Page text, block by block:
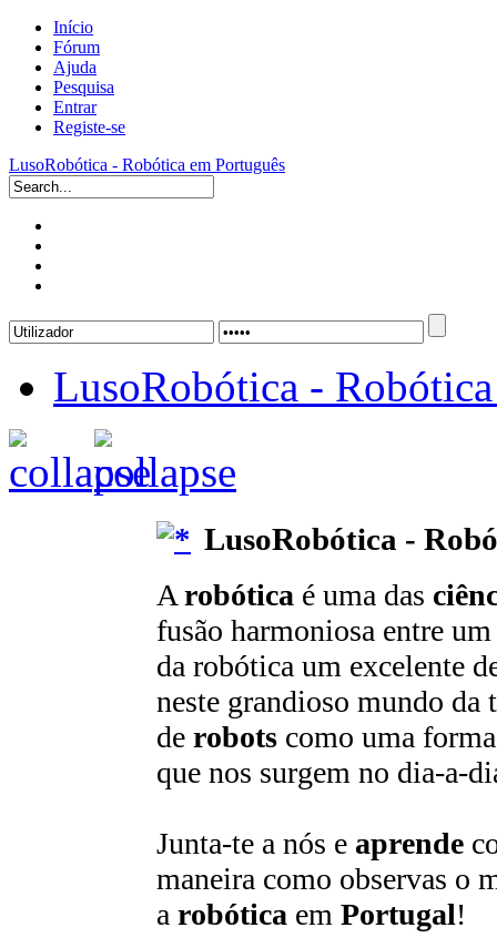
Início
Fórum
Ajuda
Pesquisa
Entrar
Registe-se
LusoRobótica - Robótica em Português
LusoRobótica -
LusoRobótica -
Arobótica é uma das
fusão harmoniosa entre
da robótica um excelente
neste grandioso mundo
de robots como uma
que nos surgem no dia-a-
Junta-te a nós e aprende
maneira como observas o
a robótica em Portugal!